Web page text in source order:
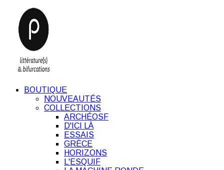
BOUTIQUE
NOUVEAUTÉS
COLLECTIONS
ARCHÉOSF
D'ICI LÀ
ESSAIS
GRÈCE
HORIZONS
L'ESQUIF